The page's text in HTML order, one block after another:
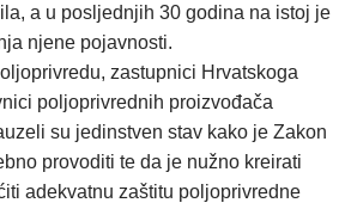
a u posljednjih 30 godina na istoj je
njene pojavnosti.
zastupnici Hrvatskoga
poljoprivrednih proizvođača
su jedinstven stav kako je Zakon
provoditi te da je nužno kreirati
adekvatnu zaštitu poljoprivredne